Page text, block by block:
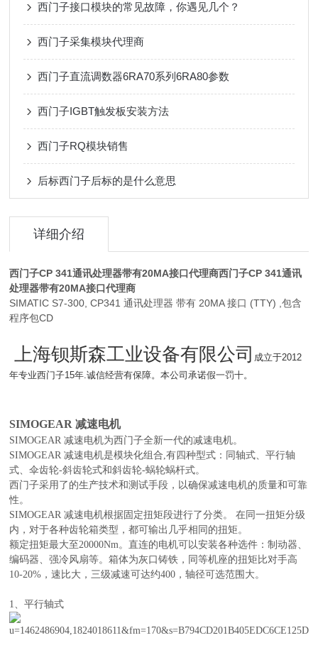
西门子接口模块的常见故障，你遇见几个？
西门子采集模块代理商
西门子直流调数器6RA70系列6RA80参数
西门子IGBT触发板安装方法
西门子RQ模块销售
后标西门子后标的是什么意思
详细介绍
西门子CP 341通讯处理器带有20MA接口代理商西门子CP 341通讯
处理器带有20MA接口代理商
SIMATIC S7-300, CP341 通讯处理器 带有 20MA 接口 (TTY) ,包含
程序包CD
上海钡斯森工业设备有限公司 成立于2012
年专业西门子15年.诚信经营有保障。本公司承诺假一罚十。
SIMOGEAR 减速电机
SIMOGEAR 减速电机为西门子全新一代的减速电机。
SIMOGEAR 减速电机是模块化组合,有四种型式：同轴式、平行轴
式、伞齿轮-斜齿轮式和斜齿轮-蜗轮蜗杆式。
西门子采用了的生产技术和测试手段，以确保减速电机的质量和可靠
性。
SIMOGEAR 减速电机根据固定扭矩段进行了分类。 在同一扭矩分级
内，对于各种齿轮箱类型，都可输出几乎相同的扭矩。
额定扭矩最大至20000Nm。直连的电机可以安装各种选件：制动器、
编码器、强冷风扇等。箱体为灰口铸铁，同等机座的扭矩比对手高
10-20%，速比大，三级减速可达约400，轴径可选范围大。
1、平行轴式